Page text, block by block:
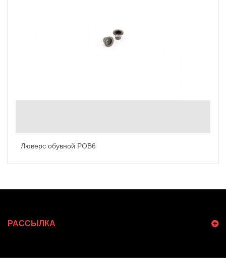
Люверс обувной POB6
РАССЫЛКА